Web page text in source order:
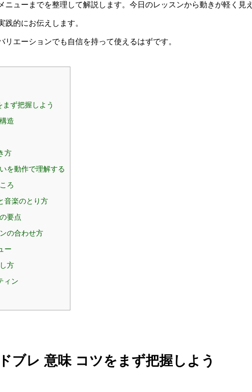
ニューまでを整理して解説します。今日のレッスンから動きが軽く見え
践的にお伝えします。
エーションでも自信を持って使えるはずです。
ず把握しよう
造
方
を動作で理解する
ろ
音楽のとり方
要点
の合わせ方
ー
方
ィン
ブレ 意味 コツをまず把握しよう